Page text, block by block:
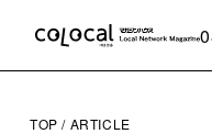
TOP ARTICLE